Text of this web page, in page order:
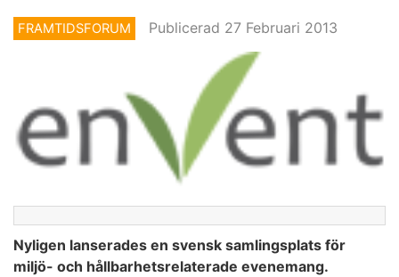
FRAMTIDSFORUM Publicerad 27 Februari 2013
Nyligen lanserades en svensk samlingsplats för
miljö- och hållbarhetsrelaterade evenemang.